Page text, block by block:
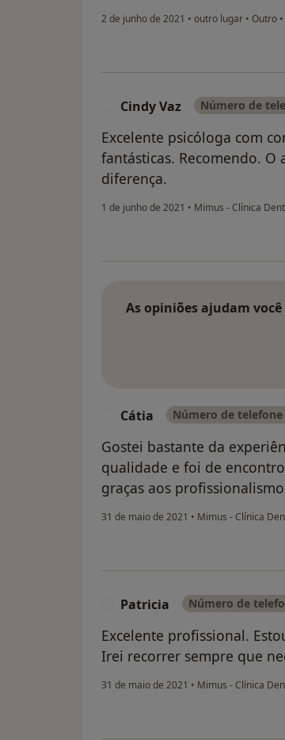
2 de junho de 2021 • outro lugar • Outro •
Cindy Vaz Número de
Excelente psicóloga com
fantásticas. Recomendo.
diferença.
1 de junho de 2021 • Mimus - Clínica
As opiniões ajudam
Cátia Número de
Gostei bastante da
qualidade e foi de
graças aos
31 de maio de 2021 • Mimus - Clínica
Patricia Número de
Excelente profissional.
Irei recorrer sempre que
31 de maio de 2021 • Mimus - Clínica